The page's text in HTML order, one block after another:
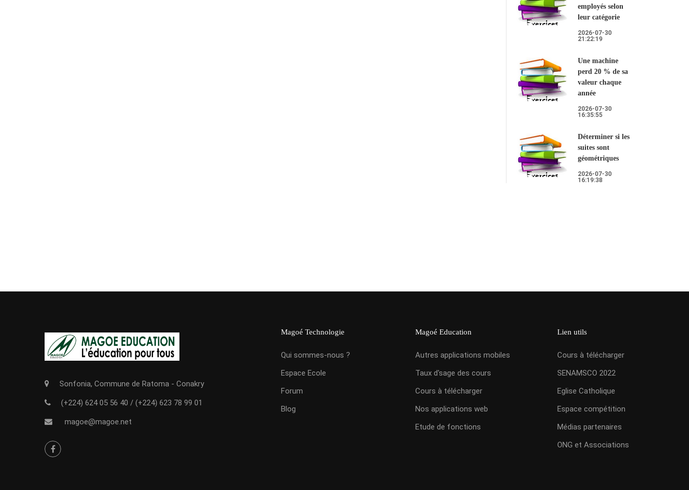
employés selon
leur catégorie
2026-07-30
21:22:19
Une machine
perd 20 % de sa
valeur chaque
année
2026-07-30
16:35:55
Déterminer si les
suites sont
géométriques
2026-07-30
16:19:38
Sonfonia, Commune de Ratoma - Conakry
(+224) 624 05 56 40 / (+224) 623 78 99 01
magoe@magoe.net
Magoé Technologie
Qui sommes-nous ?
Espace Ecole
Forum
Blog
Magoé Education
Autres applications mobiles
Taux d'sage des cours
Cours à télécharger
Nos applications web
Etude de fonctions
Lien utils
Cours à télécharger
SENAMSCO 2022
Eglise Catholique
Espace compétition
Médias partenaires
ONG et Associations